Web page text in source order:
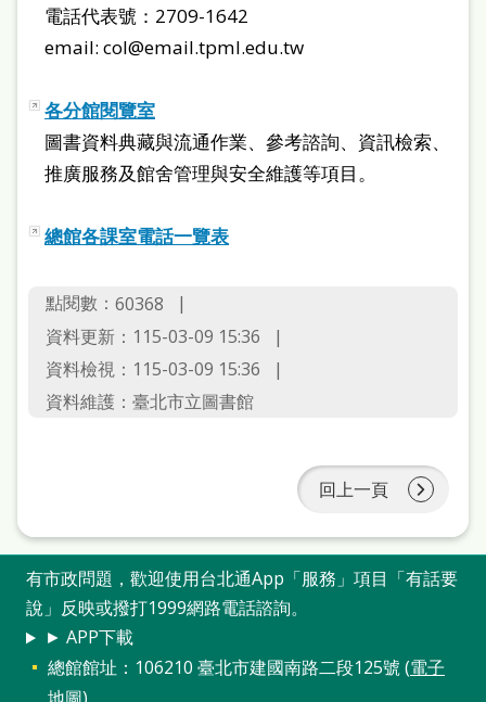
著
權
處
電話代表號：2709-1642
email: col@email.tpml.edu.tw
各分館閱覽室
圖書資料典藏與流通作業、參考諮詢、資訊檢索、
推廣服務及館舍管理與安全維護等項目。
總館各課室電話一覽表
點閱數： 60368
資料更新： 115-03-09 15:36
資料檢視： 115-03-09 15:36
資料維護： 臺北市立圖書館
回上一頁
有市政問題，歡迎使用台北通App「服務」項目「有話要
說」反映或撥打1999網路電話諮詢。
► APP下載
總館館址：106210 臺北市建國南路二段125號 (電子